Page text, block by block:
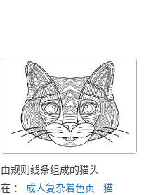
由规则线条组成的猫头
在 ： 成人复杂着色页 : 猫